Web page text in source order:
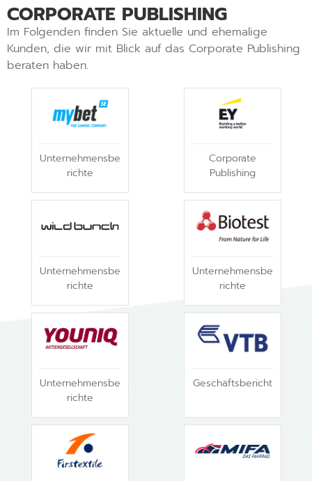
CORPORATE PUBLISHING
Im Folgenden finden Sie aktuelle und ehemalige
Kunden, die wir mit Blick auf das Corporate Publishing
beraten haben.
Unternehmensbe
richte
Corporate
Publishing
Unternehmensbe
richte
Unternehmensbe
richte
Unternehmensbe
richte
Geschäftsbericht